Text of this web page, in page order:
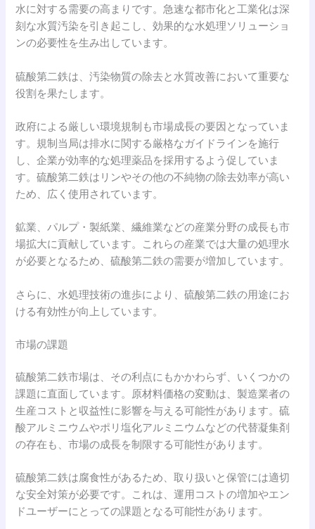
水に対する需要の高まりです。急速な都市化と工業化は深
刻な水質汚染を引き起こし、効果的な水処理ソリューショ
ンの必要性を生み出しています。
硫酸第二鉄は、汚染物質の除去と水質改善において重要な
役割を果たします。
政府による厳しい環境規制も市場成長の要因となっていま
す。規制当局は排水に関する厳格なガイドラインを施行
し、企業が効率的な処理薬品を採用するよう促していま
す。硫酸第二鉄はリンやその他の不純物の除去効率が高い
ため、広く使用されています。
鉱業、パルプ・製紙業、繊維業などの産業分野の成長も市
場拡大に貢献しています。これらの産業では大量の処理水
が必要となるため、硫酸第二鉄の需要が増加しています。
さらに、水処理技術の進歩により、硫酸第二鉄の用途にお
ける有効性が向上しています。
市場の課題
硫酸第二鉄市場は、その利点にもかかわらず、いくつかの
課題に直面しています。原材料価格の変動は、製造業者の
生産コストと収益性に影響を与える可能性があります。硫
酸アルミニウムやポリ塩化アルミニウムなどの代替凝集剤
の存在も、市場の成長を制限する可能性があります。
硫酸第二鉄は腐食性があるため、取り扱いと保管には適切
な安全対策が必要です。これは、運用コストの増加やエン
ドユーザーにとっての課題となる可能性があります。